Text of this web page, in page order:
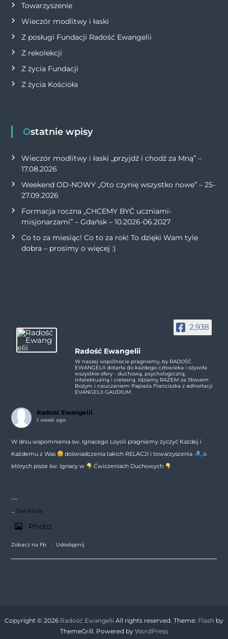
Towarzyszenie
Wieczór modlitwy i łaski
Z posługi Fundacji Radość Ewangelii
Z rekolekcji
Z życia Fundacji
Z życia Kościoła
Ostatnie wpisy
Wieczór modlitwy i łaski „przyjdź i chodź za Mną” –
17.08.2026
Weekend OD-NOWY „Oto czynię wszystko nowe” – 25-
27.09.2026
Formacja roczna „CHCEMY BYĆ uczniami-
misjonarzami” – Gdańsk – 10.2026-06.2027
Co to za miesiąc! Co to za rok! To dzięki Wam tyle
dobra – prosimy o więcej :)
2,938
Radość Ewangelii
W naszej wspólnocie pragniemy, by RADOŚĆ
EWANGELII dotarła do każdego człowieka i ożywiła
wszystkie sfery - duchową, psychologiczną,
intelektualną i cielesną. Idziemy RAZEM za Słowem
Bożym i nauczaniem Papieża Franciszka z adhortacji
EVANGELII GAUDIUM.
Radość Ewangelii
1 week ago
W dniu wspomnienia św. Ignacego Loyoli pragniemy życzyć Każdej i
Każdemu z Was
doświadczenia takich RELACJI i towarzyszenia
, o
których pisze św. Ignacy w
Ćwiczeniach Duchowych
---
See More
Photo
Zobacz na Fb · Udostępnij
Copyright © 2026 Radość Ewangelii All rights reserved. Theme: Flash by
ThemeGrill. Powered by WordPress